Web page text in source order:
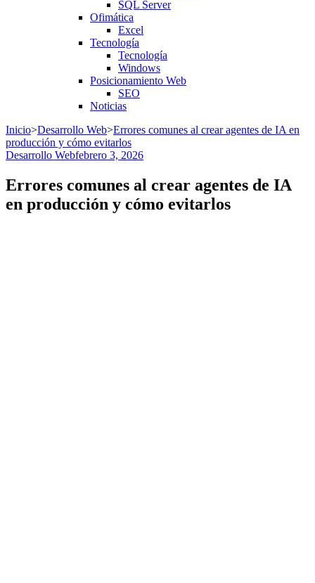
SQL Server
Ofimática
Excel
Tecnología
Tecnología
Windows
Posicionamiento Web
SEO
Noticias
Inicio>Desarrollo Web>Errores comunes al crear agentes de IA en
producción y cómo evitarlos
Desarrollo Webfebrero 3, 2026
Errores comunes al crear agentes de IA
en producción y cómo evitarlos